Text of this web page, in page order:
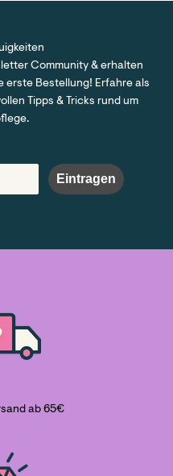
Community & erhalten
erste Bestellung! Erfahre als
Tipps & Tricks rund um
Eintragen
ab 65€